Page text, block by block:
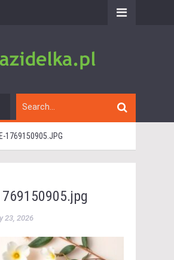
1769150905.JPG
23, 2026